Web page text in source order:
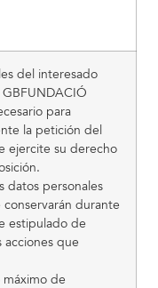
del interesado
para
la petición del
ejercite su derecho
datos personales
durante
estipulado de
acciones que
máximo de